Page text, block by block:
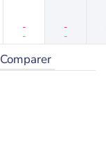
-
-
-
-
Comparer